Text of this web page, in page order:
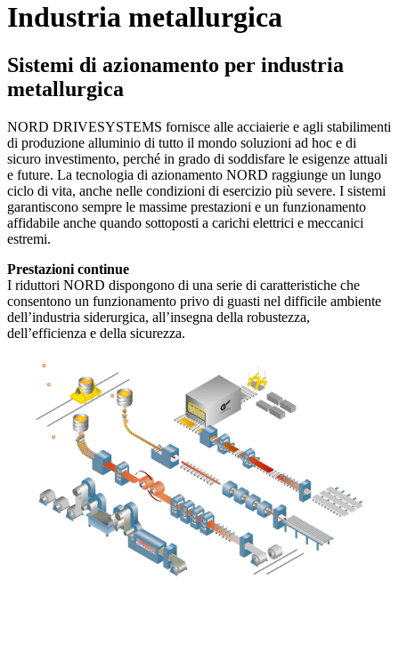
Industria metallurgica
Sistemi di azionamento per industria
metallurgica
NORD DRIVESYSTEMS fornisce alle acciaierie e agli stabilimenti
di produzione alluminio di tutto il mondo soluzioni ad hoc e di
sicuro investimento, perché in grado di soddisfare le esigenze attuali
e future. La tecnologia di azionamento NORD raggiunge un lungo
ciclo di vita, anche nelle condizioni di esercizio più severe. I sistemi
garantiscono sempre le massime prestazioni e un funzionamento
affidabile anche quando sottoposti a carichi elettrici e meccanici
estremi.
Prestazioni continue
I riduttori NORD dispongono di una serie di caratteristiche che
consentono un funzionamento privo di guasti nel difficile ambiente
dell’industria siderurgica, all’insegna della robustezza,
dell’efficienza e della sicurezza.